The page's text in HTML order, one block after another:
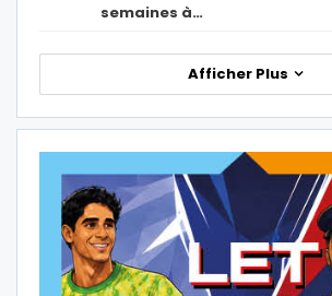
semaines à…
Afficher Plus